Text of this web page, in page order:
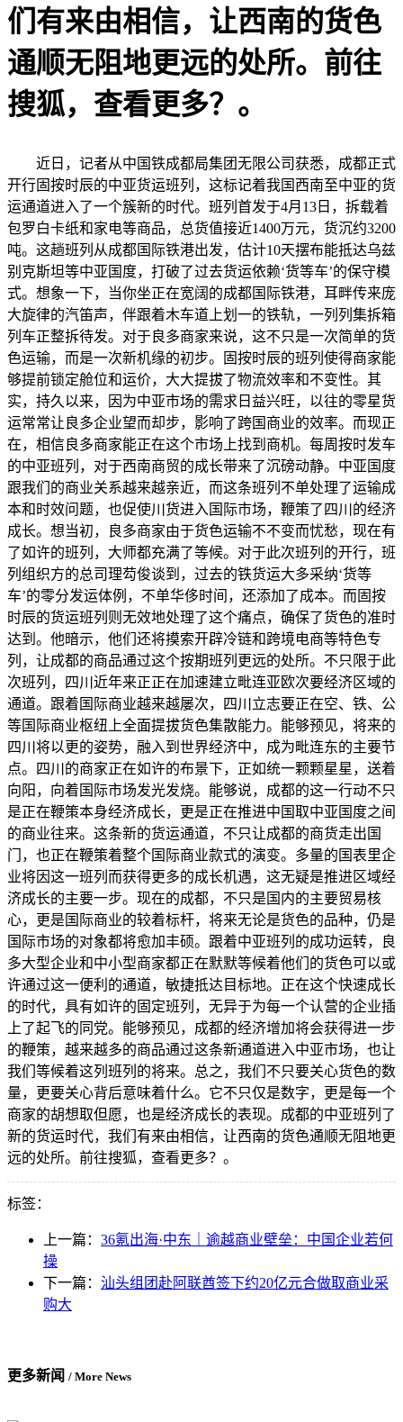
们有来由相信，让西南的货色
通顺无阻地更远的处所。前往
搜狐，查看更多？。
近日，记者从中国铁成都局集团无限公司获悉，成都正式
开行固按时辰的中亚货运班列，这标记着我国西南至中亚的货
运通道进入了一个簇新的时代。班列首发于4月13日，拆载着
包罗白卡纸和家电等商品，总货值接近1400万元，货沉约3200
吨。这趟班列从成都国际铁港出发，估计10天摆布能抵达乌兹
别克斯坦等中亚国度，打破了过去货运依赖‘货等车’的保守模
式。想象一下，当你坐正在宽阔的成都国际铁港，耳畔传来庞
大旋律的汽笛声，伴跟着木车道上划一的铁轨，一列列集拆箱
列车正整拆待发。对于良多商家来说，这不只是一次简单的货
色运输，而是一次新机缘的初步。固按时辰的班列使得商家能
够提前锁定舱位和运价，大大提拔了物流效率和不变性。其
实，持久以来，因为中亚市场的需求日益兴旺，以往的零星货
运常常让良多企业望而却步，影响了跨国商业的效率。而现正
在，相信良多商家能正在这个市场上找到商机。每周按时发车
的中亚班列，对于西南商贸的成长带来了沉磅动静。中亚国度
跟我们的商业关系越来越亲近，而这条班列不单处理了运输成
本和时效问题，也促使川货进入国际市场，鞭策了四川的经济
成长。想当初，良多商家由于货色运输不不变而忧愁，现在有
了如许的班列，大师都充满了等候。对于此次班列的开行，班
列组织方的总司理芶俊谈到，过去的铁货运大多采纳‘货等
车’的零分发运体例，不单华侈时间，还添加了成本。而固按
时辰的货运班列则无效地处理了这个痛点，确保了货色的准时
达到。他暗示，他们还将摸索开辟冷链和跨境电商等特色专
列，让成都的商品通过这个按期班列更远的处所。不只限于此
次班列，四川近年来正正在加速建立毗连亚欧次要经济区域的
通道。跟着国际商业越来越屡次，四川立志要正在空、铁、公
等国际商业枢纽上全面提拔货色集散能力。能够预见，将来的
四川将以更的姿势，融入到世界经济中，成为毗连东的主要节
点。四川的商家正在如许的布景下，正如统一颗颗星星，送着
向阳，向着国际市场发光发烧。能够说，成都的这一行动不只
是正在鞭策本身经济成长，更是正在推进中国取中亚国度之间
的商业往来。这条新的货运通道，不只让成都的商货走出国
门，也正在鞭策着整个国际商业款式的演变。多量的国表里企
业将因这一班列而获得更多的成长机遇，这无疑是推进区域经
济成长的主要一步。现在的成都，不只是国内的主要贸易核
心，更是国际商业的较着标杆，将来无论是货色的品种，仍是
国际市场的对象都将愈加丰硕。跟着中亚班列的成功运转，良
多大型企业和中小型商家都正在默默等候着他们的货色可以或
许通过这一便利的通道，敏捷抵达目标地。正在这个快速成长
的时代，具有如许的固定班列，无异于为每一个认营的企业插
上了起飞的同党。能够预见，成都的经济增加将会获得进一步
的鞭策，越来越多的商品通过这条新通道进入中亚市场，也让
我们等候着这列班列的将来。总之，我们不只要关心货色的数
量，更要关心背后意味着什么。它不只仅是数字，更是每一个
商家的胡想取但愿，也是经济成长的表现。成都的中亚班列了
新的货运时代，我们有来由相信，让西南的货色通顺无阻地更
远的处所。前往搜狐，查看更多？。
标签：
上一篇： 36氪出海·中东｜逾越商业壁垒：中国企业若何
操
下一篇： 汕头组团赴阿联酋签下约20亿元合做取商业采
购大
更多新闻 / More News